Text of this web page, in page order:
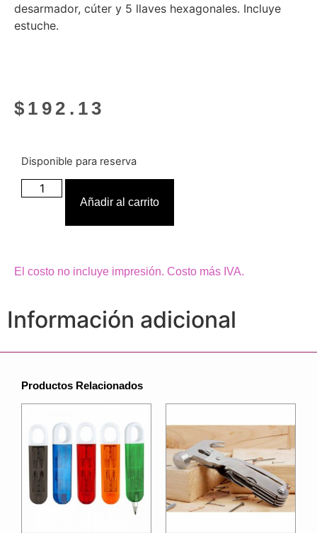
desarmador, cúter y 5 llaves hexagonales. Incluye
estuche.
$ 192.13
Disponible para reserva
Añadir al carrito
El costo no incluye impresión. Costo más IVA.
Información adicional
Productos Relacionados